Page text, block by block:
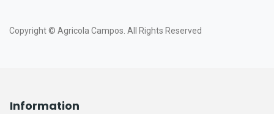
Copyright © Agricola Campos. All Rights Reserved
Information